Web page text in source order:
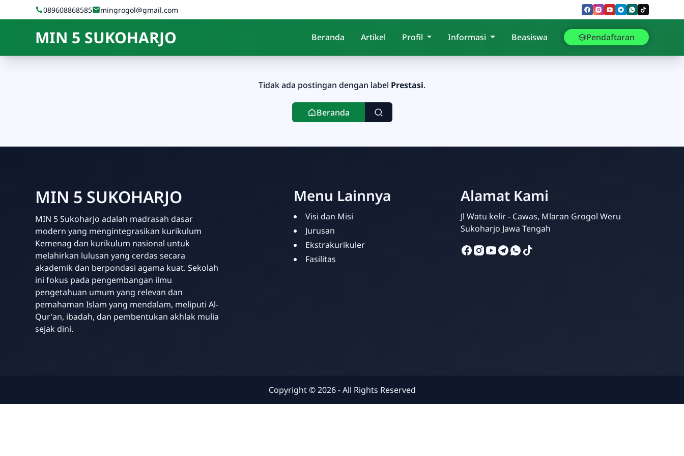
Skip to Content089608868585 mingrogol@gmail.com
MIN 5 SUKOHARJO Beranda Artikel Profil Informasi Beasiswa Pendaftaran
Tidak ada postingan dengan label Prestasi.
Beranda
MIN 5 SUKOHARJO
MIN 5 Sukoharjo adalah madrasah dasar
modern yang mengintegrasikan kurikulum
Kemenag dan kurikulum nasional untuk
melahirkan lulusan yang cerdas secara
akademik dan berpondasi agama kuat. Sekolah
ini fokus pada pengembangan ilmu
pengetahuan umum yang relevan dan
pemahaman Islam yang mendalam, meliputi Al-
Qur'an, ibadah, dan pembentukan akhlak mulia
sejak dini.
Menu Lainnya
Visi dan Misi
Jurusan
Ekstrakurikuler
Fasilitas
Alamat Kami
Jl Watu kelir - Cawas, Mlaran Grogol Weru
Sukoharjo Jawa Tengah
Copyright ©2026- All Rights Reserved